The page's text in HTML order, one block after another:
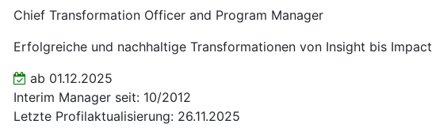
Chief Transformation Officer and Program Manager
Erfolgreiche und nachhaltige Transformationen von Insight bis Impact
ab 01.12.2025
Interim Manager seit: 10/2012
Letzte Profilaktualisierung: 26.11.2025